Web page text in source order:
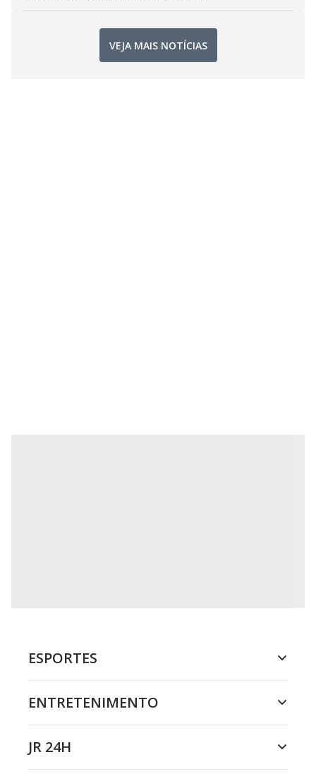
VEJA MAIS NOTÍCIAS
ESPORTES
ENTRETENIMENTO
JR 24H